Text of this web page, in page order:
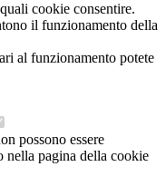
cookie consentire.
il funzionamento della
al funzionamento potete
possono essere
nella pagina della cookie